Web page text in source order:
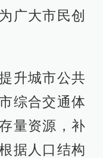
广大市民创
升城市公共
综合交通体
量资源，补
据人口结构